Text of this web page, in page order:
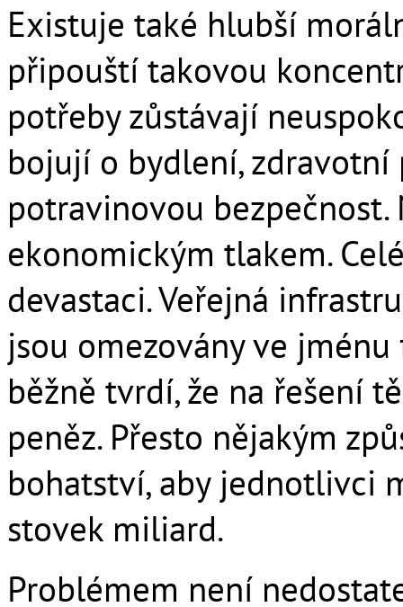
Existuje také hlubší
připouští takovou
potřeby zůstávají
bojují o bydlení, zdravotní
potravinovou
ekonomickým tlakem.
devastaci. Veřejná
jsou omezovány ve
běžně tvrdí, že na řešení
peněz. Přesto nějakým
bohatství, aby jednotlivci
stovek miliard.
Problémem není